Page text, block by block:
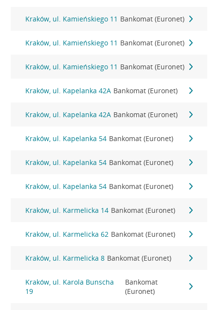
Kraków, ul. Kamieńskiego 11 Bankomat (Euronet)
Kraków, ul. Kamieńskiego 11 Bankomat (Euronet)
Kraków, ul. Kamieńskiego 11 Bankomat (Euronet)
Kraków, ul. Kapelanka 42A Bankomat (Euronet)
Kraków, ul. Kapelanka 42A Bankomat (Euronet)
Kraków, ul. Kapelanka 54 Bankomat (Euronet)
Kraków, ul. Kapelanka 54 Bankomat (Euronet)
Kraków, ul. Kapelanka 54 Bankomat (Euronet)
Kraków, ul. Karmelicka 14 Bankomat (Euronet)
Kraków, ul. Karmelicka 62 Bankomat (Euronet)
Kraków, ul. Karmelicka 8 Bankomat (Euronet)
Kraków, ul. Karola Bunscha
19
Bankomat
(Euronet)